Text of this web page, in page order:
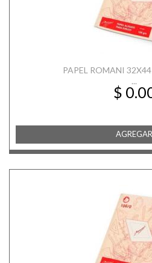
PAPEL ROMANI
...
$
AGREGAR